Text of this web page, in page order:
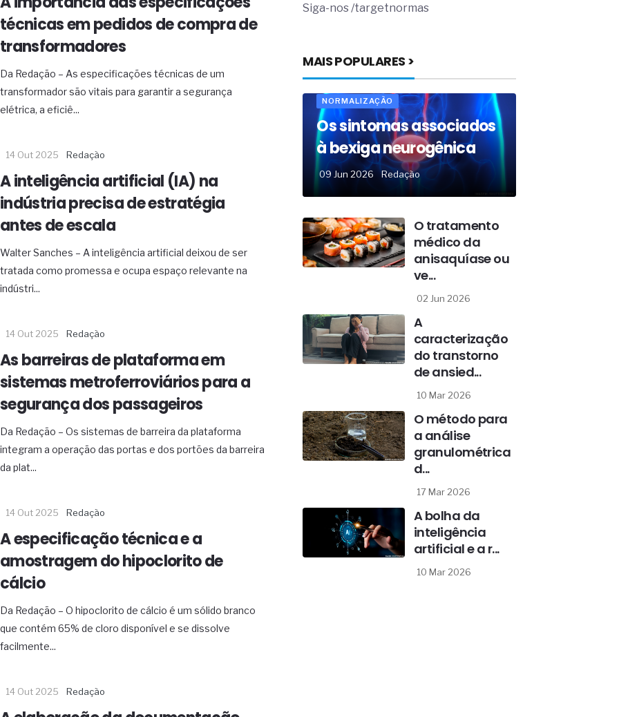
com tipologia de giro para as
apenas reage aos problemas?
a frio in situ com emulsão
má-fé para tentar criar uma
ISO
metabólica
de ovário
da fadiga crônica
cabelos ou calvície
o resultado positivo
em estruturas hidráulicas de
o risco de morte precoce e
como estratégia
de materiais
não está no modelo de IA
B2B e a venda complexa
técnicas em pedidos de compra de
transformadores
Da Redação – As especificações técnicas de um
transformador são vitais para garantir a segurança
elétrica, a eficiê...
14 Out 2025 Redação
A inteligência artificial (IA) na
indústria precisa de estratégia
antes de escala
Walter Sanches – A inteligência artificial deixou de ser
tratada como promessa e ocupa espaço relevante na
indústri...
14 Out 2025 Redação
As barreiras de plataforma em
sistemas metroferroviários para a
segurança dos passageiros
Da Redação – Os sistemas de barreira da plataforma
integram a operação das portas e dos portões da barreira
da plat...
14 Out 2025 Redação
A especificação técnica e a
amostragem do hipoclorito de
cálcio
Da Redação – O hipoclorito de cálcio é um sólido branco
que contém 65% de cloro disponível e se dissolve
facilmente...
14 Out 2025 Redação
Siga-nos /targetnormas
MAIS POPULARES >
NORMALIZAÇÃO
Os sintomas associados
à bexiga neurogênica
09 Jun 2026 Redação
O tratamento
médico da
anisaquíase ou
ve...
02 Jun 2026
A
caracterização
do transtorno
de ansied...
10 Mar 2026
O método para
a análise
granulométrica
d...
17 Mar 2026
A bolha da
inteligência
artificial e a r...
10 Mar 2026